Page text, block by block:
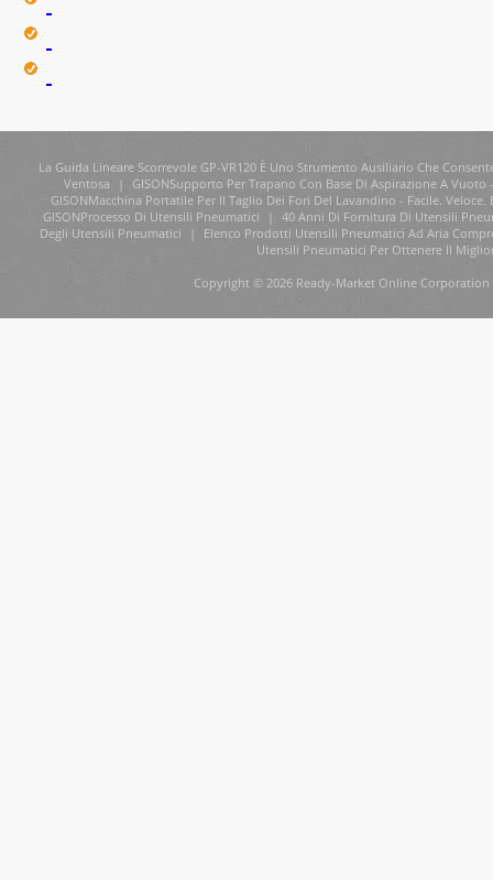
La Guida Lineare Scorrevole GP-VR120 È Uno Strumento Ausiliario Che
Ventosa
|
GISONSupporto Per Trapano Con Base Di Aspirazione A Vuoto
GISONMacchina Portatile Per Il Taglio Dei Fori Del Lavandino - Facile.
GISONProcesso Di Utensili Pneumatici
| 40 Anni Di Fornitura Di Utensili
Degli Utensili Pneumatici
|
Elenco Prodotti Utensili Pneumatici Ad Aria
Utensili Pneumatici Per Ottenere Il
Copyright © 2026 Ready-Market Online